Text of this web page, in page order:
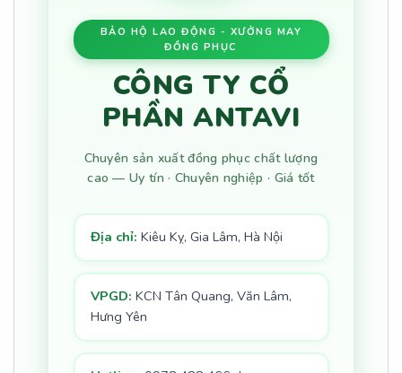
BẢO HỘ LAO ĐỘNG - XƯỞNG MAY
ĐỒNG PHỤC
CÔNG TY CỔ
PHẦN ANTAVI
Chuyên sản xuất đồng phục chất lượng
cao — Uy tín · Chuyên nghiệp · Giá tốt
Địa chỉ: Kiêu Kỵ, Gia Lâm, Hà Nội
VPGD: KCN Tân Quang, Văn Lâm,
Hưng Yên